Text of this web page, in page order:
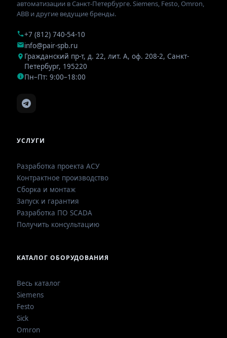
автоматизации в Санкт-Петербурге. Siemens, Festo, Omron,
ABB и другие ведущие бренды.
+7 (812) 740-54-10
info@pair-spb.ru
Гражданский пр-т, д. 22, лит. А, оф. 208-2, Санкт-
Петербург, 195220
Пн–Пт: 9:00–18:00
УСЛУГИ
Разработка проекта АСУ
Контрактное производство
Сборка и монтаж
Запуск и гарантия
Разработка ПО SCADA
Получить консультацию
КАТАЛОГ ОБОРУДОВАНИЯ
Весь каталог
Siemens
Festo
Sick
Omron